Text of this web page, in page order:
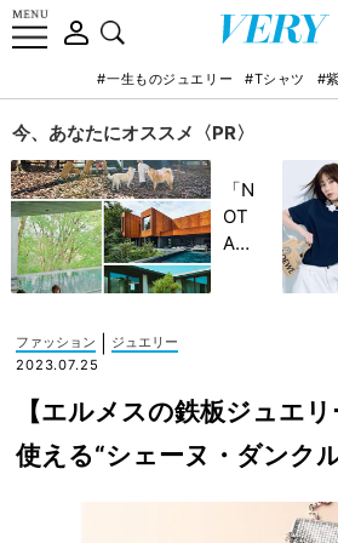
#一生ものジュエリー #Tシャツ #
今、あなたにオススメ〈PR〉
「N
OT
A
記憶
に一
生残
【極
ファッション
ジュエリー
2023.07.25
【エルメスの鉄板ジュエ
使える“シェーヌ・ダンク